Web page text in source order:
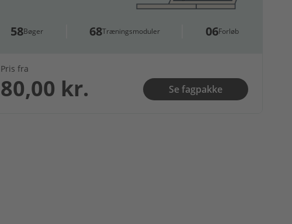
58Bøger 68Træningsmoduler 06Forløb
Pris fra
80,00 kr. Se fagpakke